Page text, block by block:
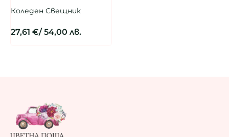
Коледен Свещник
27,61 €/ 54,00 лв.